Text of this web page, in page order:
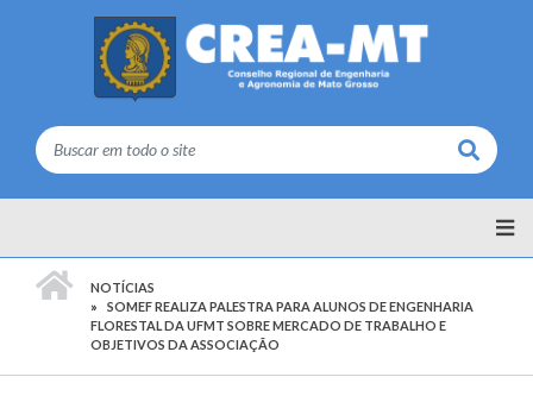
Buscar
NOTÍCIAS
SOMEF REALIZA PALESTRA PARA ALUNOS DE ENGENHARIA
FLORESTAL DA UFMT SOBRE MERCADO DE TRABALHO E
OBJETIVOS DA ASSOCIAÇÃO